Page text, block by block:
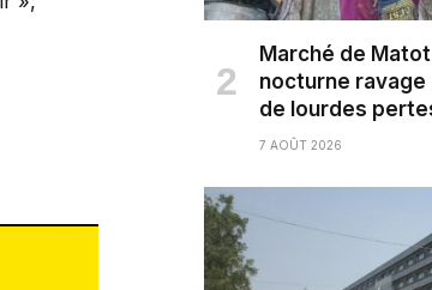
Marché de
nocturne ravage
de lourdes
7 AOÛT 2026